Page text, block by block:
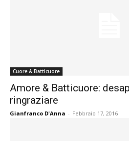
Cuore & Batticuore
Amore & Batticuore:
ringraziare
Gianfranco D'Anna - Febbraio 17, 2016